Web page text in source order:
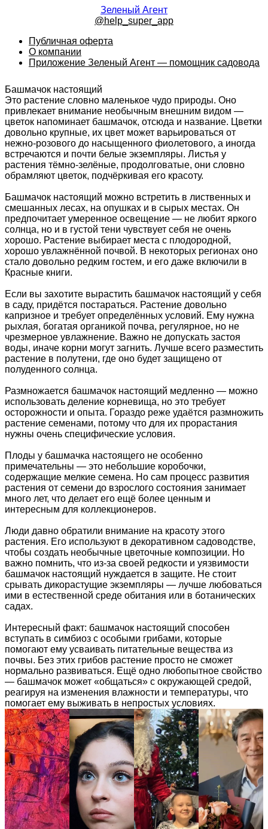
Зеленый Агент
@help_super_app
Публичная оферта
О компании
Приложение Зеленый Агент — помощник садовода
Башмачок настоящий
Это растение словно маленькое чудо природы. Оно
привлекает внимание необычным внешним видом —
цветок напоминает башмачок, отсюда и название. Цветки
довольно крупные, их цвет может варьироваться от
нежно-розового до насыщенного фиолетового, а иногда
встречаются и почти белые экземпляры. Листья у
растения тёмно-зелёные, продолговатые, они словно
обрамляют цветок, подчёркивая его красоту.
Башмачок настоящий можно встретить в лиственных и
смешанных лесах, на опушках и в сырых местах. Он
предпочитает умеренное освещение — не любит яркого
солнца, но и в густой тени чувствует себя не очень
хорошо. Растение выбирает места с плодородной,
хорошо увлажнённой почвой. В некоторых регионах оно
стало довольно редким гостем, и его даже включили в
Красные книги.
Если вы захотите вырастить башмачок настоящий у себя
в саду, придётся постараться. Растение довольно
капризное и требует определённых условий. Ему нужна
рыхлая, богатая органикой почва, регулярное, но не
чрезмерное увлажнение. Важно не допускать застоя
воды, иначе корни могут загнить. Лучше всего разместить
растение в полутени, где оно будет защищено от
полуденного солнца.
Размножается башмачок настоящий медленно — можно
использовать деление корневища, но это требует
осторожности и опыта. Гораздо реже удаётся размножить
растение семенами, потому что для их прорастания
нужны очень специфические условия.
Плоды у башмачка настоящего не особенно
примечательны — это небольшие коробочки,
содержащие мелкие семена. Но сам процесс развития
растения от семени до взрослого состояния занимает
много лет, что делает его ещё более ценным и
интересным для коллекционеров.
Люди давно обратили внимание на красоту этого
растения. Его используют в декоративном садоводстве,
чтобы создать необычные цветочные композиции. Но
важно помнить, что из-за своей редкости и уязвимости
башмачок настоящий нуждается в защите. Не стоит
срывать дикорастущие экземпляры — лучше любоваться
ими в естественной среде обитания или в ботанических
садах.
Интересный факт: башмачок настоящий способен
вступать в симбиоз с особыми грибами, которые
помогают ему усваивать питательные вещества из
почвы. Без этих грибов растение просто не сможет
нормально развиваться. Ещё одно любопытное свойство
— башмачок может «общаться» с окружающей средой,
реагируя на изменения влажности и температуры, что
помогает ему выживать в непростых условиях.